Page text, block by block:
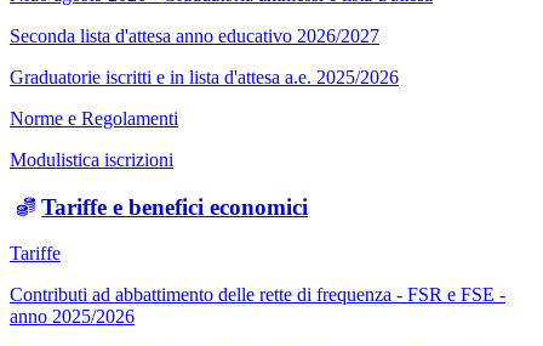
Seconda lista d'attesa anno educativo 2026/2027
Graduatorie iscritti e in lista d'attesa a.e. 2025/2026
Norme e Regolamenti
Modulistica iscrizioni
Tariffe e benefici economici
Tariffe
Contributi ad abbattimento delle rette di frequenza - FSR e FSE -
anno 2025/2026